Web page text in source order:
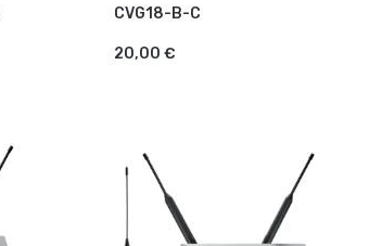
CVG18-B-C
20,00 €